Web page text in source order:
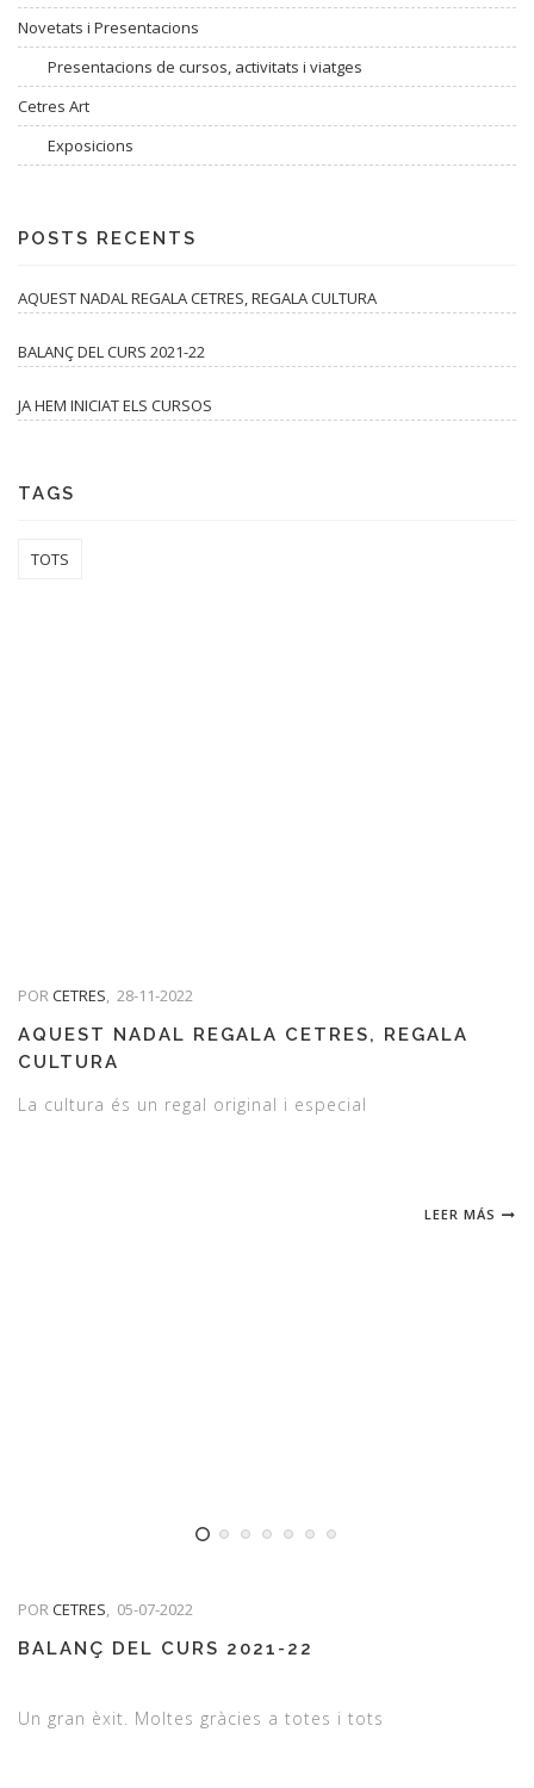
Novetats i Presentacions
Presentacions de cursos, activitats i viatges
Cetres Art
Exposicions
POSTS RECENTS
AQUEST NADAL REGALA CETRES, REGALA CULTURA
BALANÇ DEL CURS 2021-22
JA HEM INICIAT ELS CURSOS
TAGS
TOTS
PORCETRES, 28-11-2022
AQUEST NADAL REGALA CETRES, REGALA
CULTURA
La cultura és un regal original i especial
LEER MÁS
PORCETRES, 05-07-2022
BALANÇ DEL CURS 2021-22
Un gran èxit. Moltes gràcies a totes i tots